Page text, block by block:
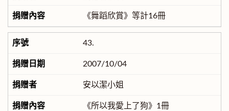
《舞蹈欣賞》等計16冊
43.
2007/10/04
安以潔小姐
《所以我愛上了狗》1冊